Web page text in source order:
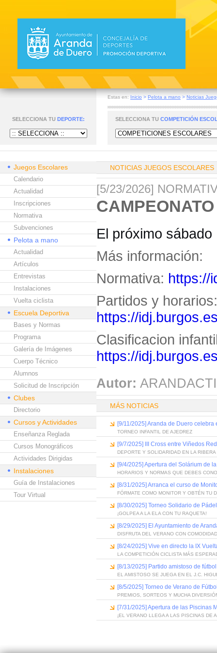
Estas en: Inicio > Pelota a mano > Noticias
SELECCIONA TU DEPORTE: SELECCIONA TU COMPETICIÓN
Juegos Escolares
Calendario
Actualidad
Inscripciones
Normativa
Subvenciones
Pelota a mano
Actualidad
Artículos
Entrevistas
Instalaciones
Vuelta ciclista
Escuela Deportiva
Bases y Normas
Programa
Galería de Imágenes
Cuerpo Técnico
Alumnos
Solicitud de Inscripción
Clubes
Directorio
Cursos y Actividades
Enseñanza Reglada
Cursos Monográficos
Actividades Dirigidas
Instalaciones
Guía de Instalaciones
Tour Virtual
NOTICIAS JUEGOS ESCOLARES
[5/23/2026]
El próximo
Más información:
Normativa: https://
Partidos y horarios:
https://
Clasificacion
https://
Autor:
MÁS NOTICIAS
[9/11/2025] Aranda de Duero
TORNEO INFANTIL DE AJEDREZ
[9/7/2025] III Cross entre Viñedos
DEPORTE Y SOLIDARIDAD EN LA RIBERA
[9/4/2025] Apertura del Solárium de
HORARIOS Y NORMAS QUE DEBES
[8/31/2025] Arranca el curso de
FÓRMATE COMO MONITOR Y OBTÉN TU
[8/30/2025] Torneo Solidario de
¡GOLPEA A LA ELA CON TU RAQUETA!
[8/29/2025] El Ayuntamiento de
DISFRUTA DEL VERANO CON COMODIDAD
[8/24/2025] Vive en directo la IX
LA COMPETICIÓN CICLISTA MÁS
[8/13/2025] Partido amistoso de
EL AMISTOSO SE JUEGA EN EL J.C.
[8/5/2025] Torneo de Verano de
PREMIOS, SORTEOS Y MUCHA
[7/31/2025] Apertura de las Piscinas
¡EL VERANO LLEGA A LAS PISCINAS DE